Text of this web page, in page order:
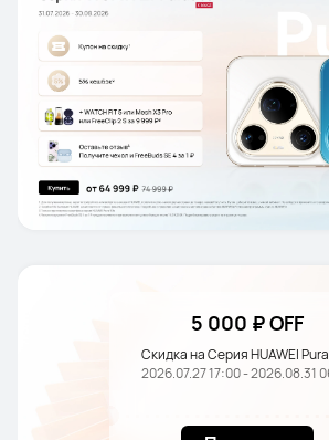
5 000 ₽ OFF
Скидка на Серия HUAWEI
2026.07.27 17:00 - 2026.08.31